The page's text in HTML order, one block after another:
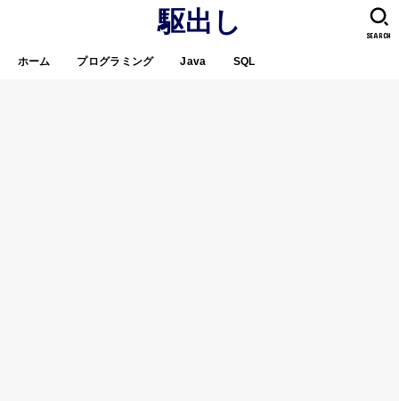
駆出し
ホーム プログラミング Java SQL
SEARCH